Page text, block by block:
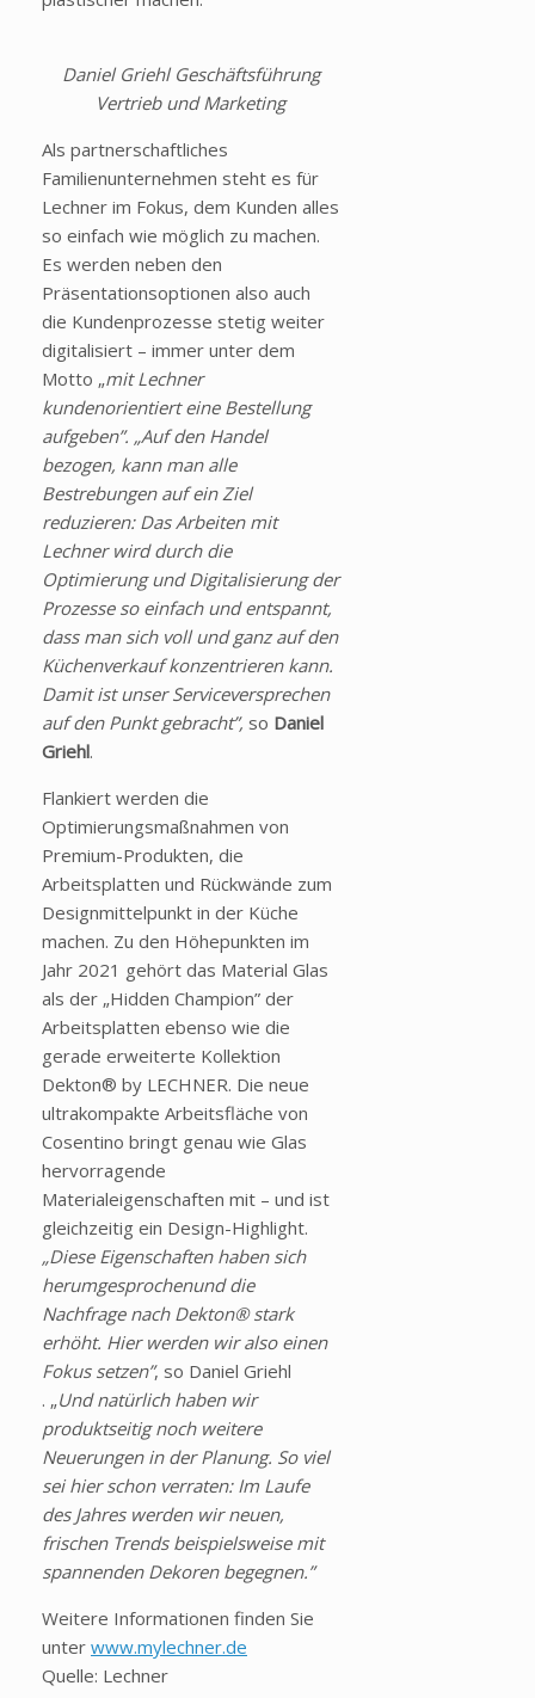
Daniel Griehl Geschäftsführung
Vertrieb und Marketing
Als partnerschaftliches
Familienunternehmen steht es für
Lechner im Fokus, dem Kunden alles
so einfach wie möglich zu machen.
Es werden neben den
Präsentationsoptionen also auch
die Kundenprozesse stetig weiter
digitalisiert – immer unter dem
Motto „mit Lechner
kundenorientiert eine Bestellung
aufgeben”. „Auf den Handel
bezogen, kann man alle
Bestrebungen auf ein Ziel
reduzieren: Das Arbeiten mit
Lechner wird durch die
Optimierung und Digitalisierung der
Prozesse so einfach und entspannt,
dass man sich voll und ganz auf den
Küchenverkauf konzentrieren kann.
Damit ist unser Serviceversprechen
auf den Punkt gebracht”, so Daniel
Griehl.
Flankiert werden die
Optimierungsmaßnahmen von
Premium-Produkten, die
Arbeitsplatten und Rückwände zum
Designmittelpunkt in der Küche
machen. Zu den Höhepunkten im
Jahr 2021 gehört das Material Glas
als der „Hidden Champion” der
Arbeitsplatten ebenso wie die
gerade erweiterte Kollektion
Dekton® by LECHNER. Die neue
ultrakompakte Arbeitsfläche von
Cosentino bringt genau wie Glas
hervorragende
Materialeigenschaften mit – und ist
gleichzeitig ein Design-Highlight.
„Diese Eigenschaften haben sich
herumgesprochenund die
Nachfrage nach Dekton® stark
erhöht. Hier werden wir also einen
Fokus setzen”, so Daniel Griehl
. „Und natürlich haben wir
produktseitig noch weitere
Neuerungen in der Planung. So viel
sei hier schon verraten: Im Laufe
des Jahres werden wir neuen,
frischen Trends beispielsweise mit
spannenden Dekoren begegnen.”
Weitere Informationen finden Sie
unter www.mylechner.de
Quelle: Lechner